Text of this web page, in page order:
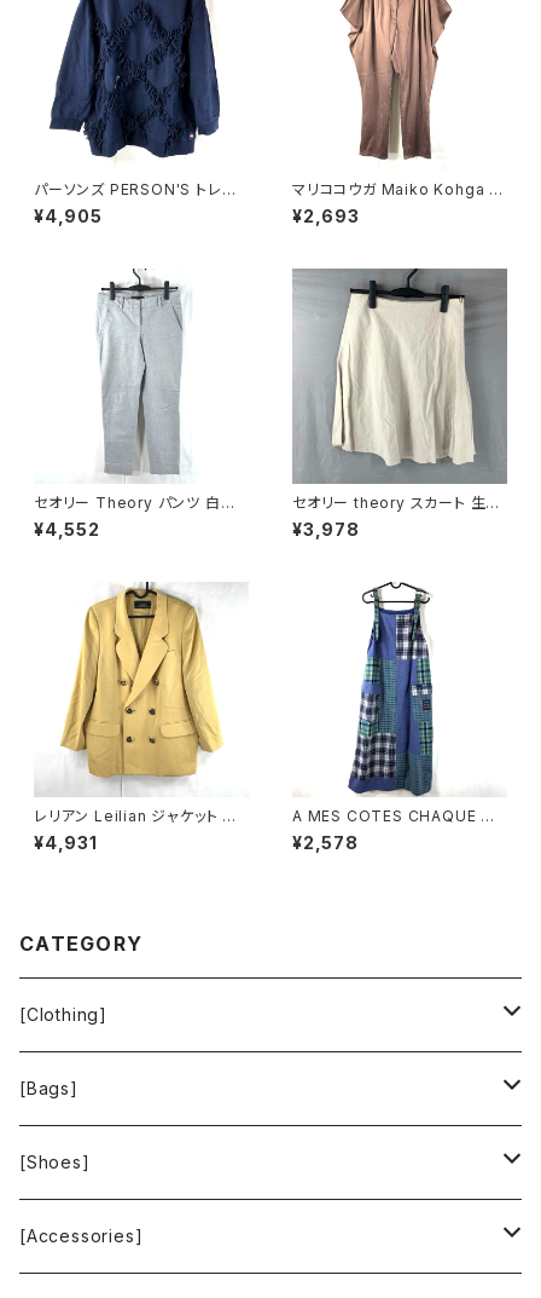
パーソンズ PERSON'S トレー
ナー 綿100％ ロゴ入り フリン
ジ リブ ネイビー Lサイズ 9214
¥4,905
マリココウガ Maiko Kohga パ
ンツ サテン ポケット ウエストゴ
ム ブラウン 921462
¥2,693
セオリー Theory パンツ 白黒
鹿の子生地 7号 900582
¥4,552
セオリー theory スカート 生成
色 2サイズ 900587
¥3,978
レリアン Leilian ジャケット 肩
パッド 黄色 金色 13+サイズ 90
0590
¥4,931
A MES COTES CHAQUE ジ
ャンパースカート チェック柄 ポ
ケット ブルー系 921472
¥2,578
CATEGORY
[Clothing]
Krochet Kids International
[Bags]
BAGGU
FOOD TEXTILE
[Shoes]
TOMS
[Accessories]